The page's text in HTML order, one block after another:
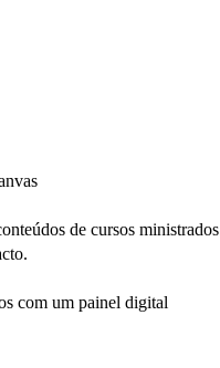
de cursos ministrados
com um painel digital